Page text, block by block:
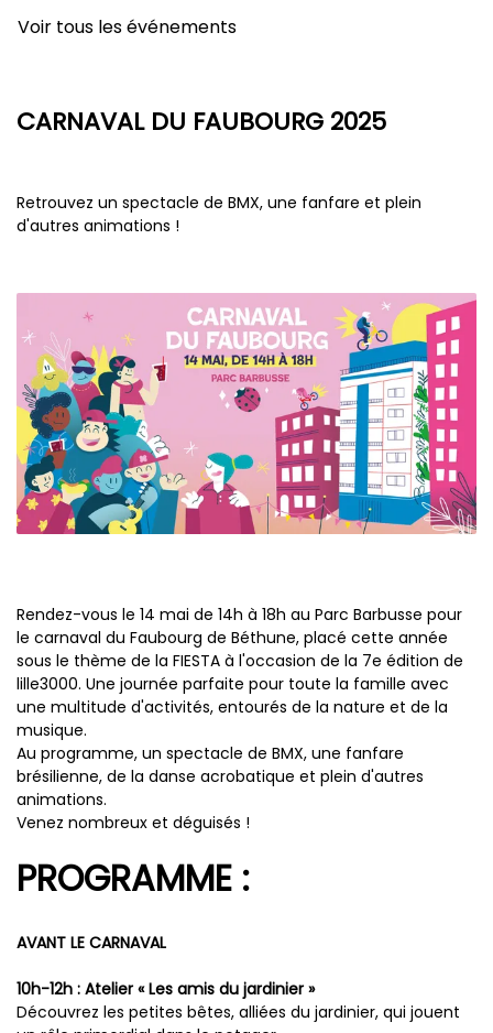
Voir tous les événements
CARNAVAL DU FAUBOURG 2025
Retrouvez un spectacle de BMX, une fanfare et plein
d'autres animations !
Rendez-vous le 14 mai de 14h à 18h au Parc Barbusse pour
le carnaval du Faubourg de Béthune, placé cette année
sous le thème de la FIESTA à l'occasion de la 7e édition de
lille3000. Une journée parfaite pour toute la famille avec
une multitude d'activités, entourés de la nature et de la
musique.
Au programme, un spectacle de BMX, une fanfare
brésilienne, de la danse acrobatique et plein d'autres
animations.
Venez nombreux et déguisés !
PROGRAMME :
AVANT LE CARNAVAL
10h-12h : Atelier « Les amis du jardinier »
Découvrez les petites bêtes, alliées du jardinier, qui jouent